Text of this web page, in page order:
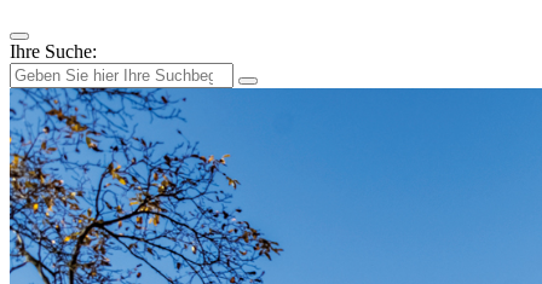
Ihre Suche: